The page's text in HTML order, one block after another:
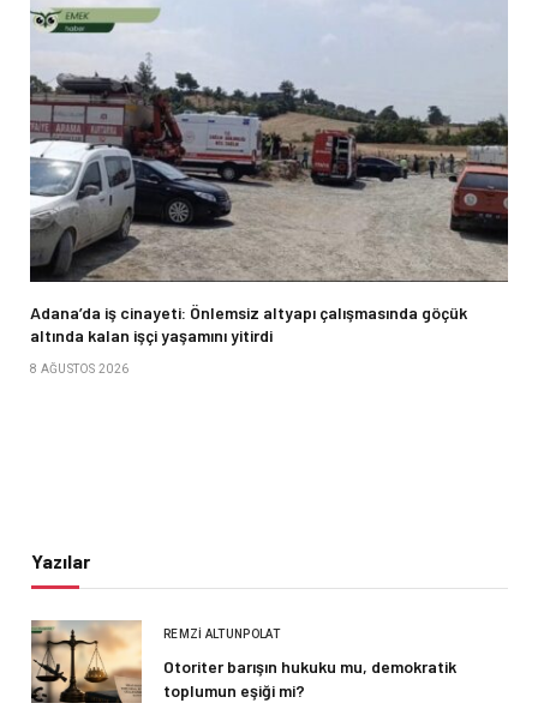
Adana’da iş cinayeti: Önlemsiz altyapı çalışmasında göçük
altında kalan işçi yaşamını yitirdi
8 AĞUSTOS 2026
Yazılar
REMZI ALTUNPOLAT
Otoriter barışın hukuku mu, demokratik
toplumun eşiği mi?